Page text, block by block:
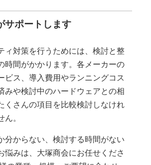
サポートします
ィ対策を行うためには、検討と整
時間がかかります。各メーカーの
ビス、導入費用やランニングコス
みや検討中のハードウェアとの相
くさんの項目を比較検討しなけれ
ん。
分からない、検討する時間がない
悩みは、大塚商会にお任せくださ